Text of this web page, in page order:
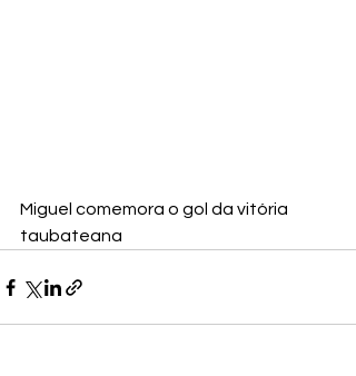
Miguel comemora o gol da vitória
taubateana